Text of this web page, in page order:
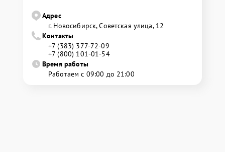
Адрес
г. Новосибирск, Советская улица, 12
Контакты
+7 (383) 377-72-09
+7 (800) 101-01-54
Время работы
Работаем с 09:00 до 21:00